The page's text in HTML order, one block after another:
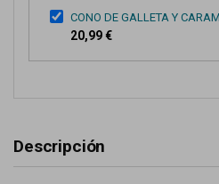
CONO DE GALLETA Y
20,99 €
Descripción